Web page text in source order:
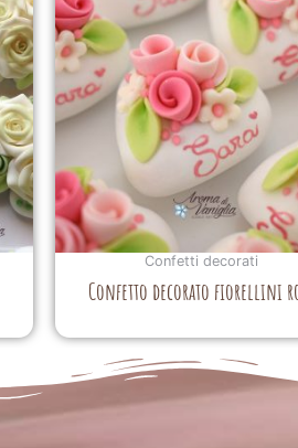
Confetti decorati
Confetto decorato fiorellini